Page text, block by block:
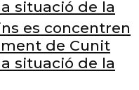
situació de la
es concentren
de Cunit
situació de la